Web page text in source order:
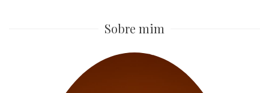
Sobre mim